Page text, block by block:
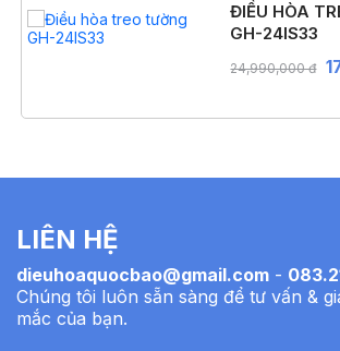
ĐIỀU HÒA
GH-24IS33
24,990,000 đ
LIÊN HỆ
dieuhoaquocbao@gmail.com -
Chúng tôi luôn sẵn sàng để tư vấn &
mắc của bạn.